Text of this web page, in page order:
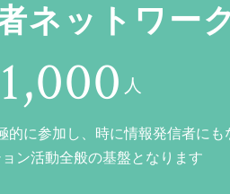
ネットワー
人
に参加し、時に情報発信者にも
ン活動全般の基盤となります